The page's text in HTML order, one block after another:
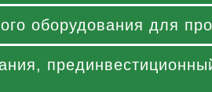
оборудования для